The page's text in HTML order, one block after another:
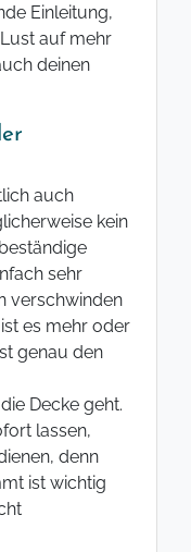
Einleitung,
auf mehr
deinen
auch
kein
sehr
verschwinden
es mehr oder
genau den
Decke geht.
lassen,
denn
ist wichtig